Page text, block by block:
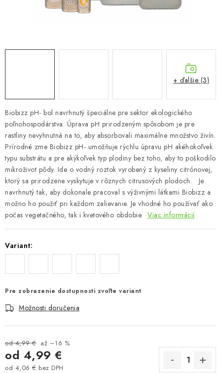
Podmienky o ochrane osobných údajov
Biobizz pH- bol navrhnutý špeciálne pre sektor ekologického
poľnohospodárstva. Úprava pH prirodzeným spôsobom je pre
rastliny nevyhnutná na to, aby absorbovali maximálne množstvo živín.
Prírodné zme Biobizz pH- umožňuje rýchlu úpravu pH akéhokoľvek
typu substrátu a pre akýkoľvek typ plodiny bez toho, aby to poškodilo
mikroživot pôdy. Ide o vodný roztok vyrobený z kyseliny citrónovej,
ktorý sa prirodzene vyskytuje v rôznych citrusových plodoch. Je
navrhnutý tak, aby dokonale pracoval s výživnými látkami Biobizz a
možno ho použiť pri každom zalievanie. Je vhodné ho používať ako
počas vegetačného, tak i kvetového obdobie. Viac informácií
Variant:
Pre zobrazenie dostupnosti zvoľte variant
Možnosti doručenia
od 4,99 € až –16 %
od 4,99 €
od 4,06 € bez DPH
+ ďalšie (3)